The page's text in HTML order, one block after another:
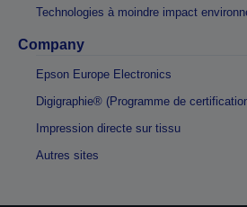
Technologies à moindre impact
Company
Epson Europe Electronics
Digigraphie® (Programme de
Impression directe sur tissu
Autres sites